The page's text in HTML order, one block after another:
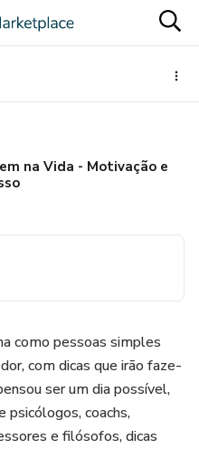
na Vida - Motivação e
como pessoas simples
com dicas que irão faze-
ser um dia possível,
psicólogos, coachs,
e filósofos, dicas